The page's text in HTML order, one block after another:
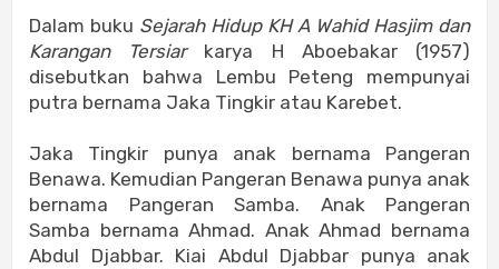
Dalam buku Sejarah Hidup KH A Wahid Hasjim dan
Karangan Tersiar karya H Aboebakar (1957)
disebutkan bahwa Lembu Peteng mempunyai
putra bernama Jaka Tingkir atau Karebet.
Jaka Tingkir punya anak bernama Pangeran
Benawa. Kemudian Pangeran Benawa punya anak
bernama Pangeran Samba. Anak Pangeran
Samba bernama Ahmad. Anak Ahmad bernama
Abdul Djabbar. Kiai Abdul Djabbar punya anak